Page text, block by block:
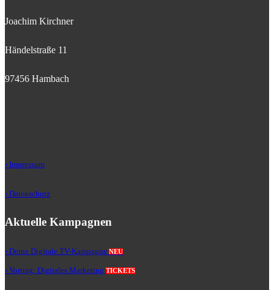
Joachim Kirchner
Händelstraße 11
97456 Hambach
› Impressum
› Datenschutz
Aktuelle Kampagnen
› Deine Digitale TV-Kampagne NEU
› Vortrag: Digitales Marketing TICKETS